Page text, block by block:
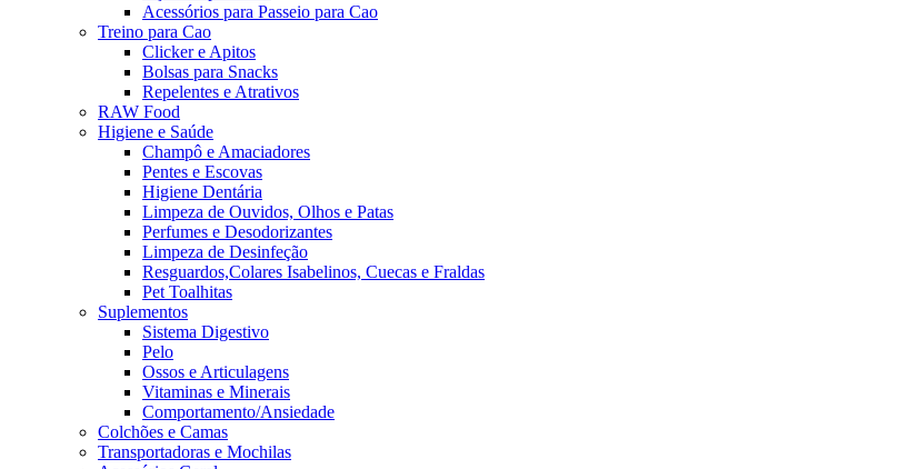
Acessórios para Passeio para Cao
Treino para Cao
Clicker e Apitos
Bolsas para Snacks
Repelentes e Atrativos
RAW Food
Higiene e Saúde
Champô e Amaciadores
Pentes e Escovas
Higiene Dentária
Limpeza de Ouvidos, Olhos e Patas
Perfumes e Desodorizantes
Limpeza de Desinfeção
Resguardos,Colares Isabelinos, Cuecas e Fraldas
Pet Toalhitas
Suplementos
Sistema Digestivo
Pelo
Ossos e Articulagens
Vitaminas e Minerais
Comportamento/Ansiedade
Colchões e Camas
Transportadoras e Mochilas